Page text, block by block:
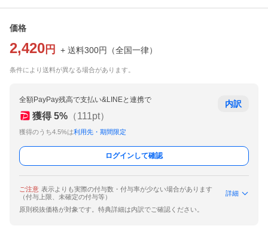
価格
2,420 円 + 送料300円 （全国一律）
条件により送料が異なる場合があります。
全額PayPay残高で支払い&LINEと連携で
獲得 5% （111pt）
獲得のうち4.5%は利用先・期間限定
内訳
ログインして確認
ご注意 表示よりも実際の付与数・付与率が少ない場合があります
（付与上限、未確定の付与等）
詳細
原則税抜価格が対象です。特典詳細は内訳でご確認ください。